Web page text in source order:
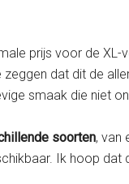
prijs voor de
dat dit de
smaak die niet
soorten, van
Ik hoop